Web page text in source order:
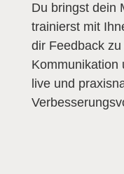
Du bringst dein
trainierst mit
dir Feedback
Kommunikation
live und